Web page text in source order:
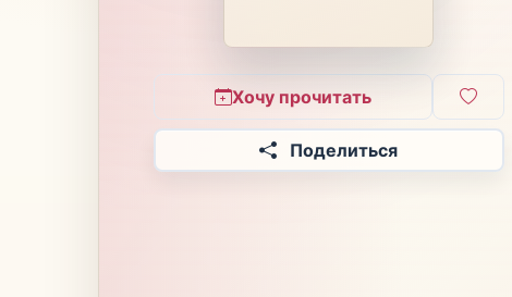
Хочу прочитать
Поделиться